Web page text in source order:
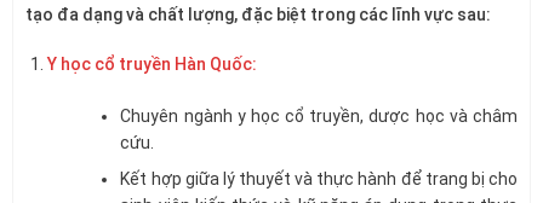
tạo đa dạng và chất lượng, đặc biệt trong các lĩnh vực sau:
Y học cổ truyền Hàn Quốc:
Chuyên ngành y học cổ truyền, dược học và châm
cứu.
Kết hợp giữa lý thuyết và thực hành để trang bị cho